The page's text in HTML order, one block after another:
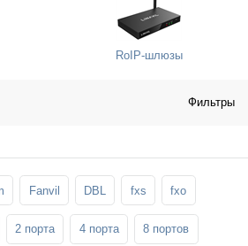
RoIP-шлюзы
Фильтры
Fanvil DBL fxs fxo
2 порта 4 порта 8 портов
для панелей и
модемы